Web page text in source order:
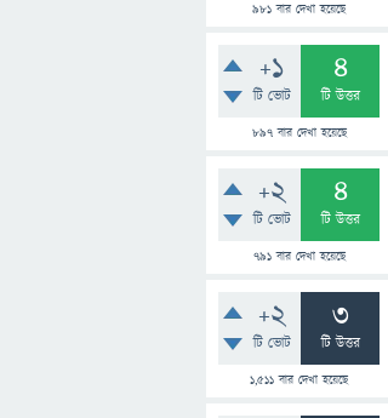
981 বার দেখা হয়েছে
+1
টি ভোট
4
টি উত্তর
897বার দেখা হয়েছে
+2
টি ভোট
4
টি উত্তর
791বার দেখা হয়েছে
+2
টি ভোট
3
টি উত্তর
1,511 বার দেখা হয়েছে